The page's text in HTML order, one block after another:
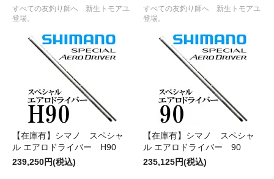
すべての友釣り師へ 新生トモアユ
登場。
すべての友釣り師へ 新生トモアユ
登場。
【在庫有】シマノ スペシャ
ル エアロドライバー H90
239,250円(税込)
【在庫有】シマノ スペシャ
ル エアロドライバー 90
235,125円(税込)